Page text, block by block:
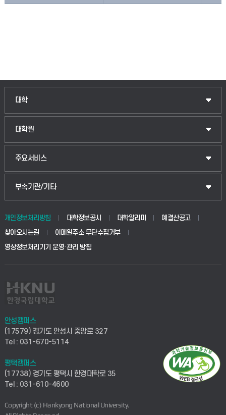
대학
대학원
주요서비스
부속기관/기타
개인정보처리방침 대학정보공시 대학알리미
예결산공고
찾아오시는길
이메일주소 무단수집거부
영상정보처리기기 운영·관리 방침
안성캠퍼스
(17579) 경기도 안성시 중앙로 327
Tel : 031-670-5114
평택캠퍼스
(17738) 경기도 평택시 한경대학로 35
Tel : 031-610-4600
Copyright (c) Hankyong National University.